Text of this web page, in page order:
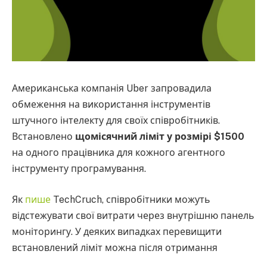
Американська компанія Uber запровадила
обмеження на використання інструментів
штучного інтелекту для своїх співробітників.
Встановлено щомісячний ліміт у розмірі $1500
на одного працівника для кожного агентного
інструменту програмування.
Як пише TechCruch, співробітники можуть
відстежувати свої витрати через внутрішню панель
моніторингу. У деяких випадках перевищити
встановлений ліміт можна після отримання